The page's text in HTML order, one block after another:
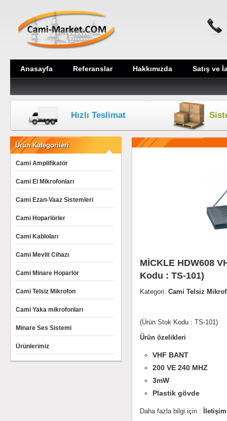
Anasayfa Referanslar Hakkımızda Satış ve
Hızlı Teslimat
Ürün Kategorileri
Cami Amplifikatör
Cami El Mikrofonları
Cami Ezan-Vaaz Sistemleri
Cami Hoparlörler
Cami Kabloları
Cami Mevlit Cihazı
Cami Minare Hoparlör
Cami Telsiz Mikrofon
Cami Yaka mikrofonları
Minare Ses Sistemi
Ürünlerimiz
MİCKLE HDW608
Kodu : TS-101)
Kategori: Cami Telsiz
(Ürün Stok Kodu : TS-101)
Ürün özelikleri
VHF BANT
200 VE 240 MHZ
3mW
Plastik gövde
Daha fazla bilgi için :
İletişim